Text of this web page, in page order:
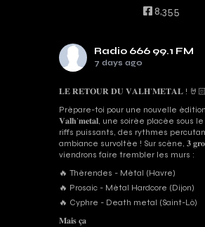
8,355
Radio 666 99.1 FM
7 days ago
𝐋𝐄 𝐑𝐄𝐓𝐎𝐔𝐑 𝐃𝐔 𝐕𝐀𝐋𝐇’𝐌𝐄𝐓𝐀𝐋 ! 🤘🏻
Prépare-toi pour une nouvelle
𝐕𝐚𝐥𝐡’𝐦𝐞𝐭𝐚𝐥, une soirée placée sous
riffs puissants, des rythmes
ambiance survoltée ! Sur scène, 𝟑
viendrons faire trembler les murs :
🔥 Thérendes - Métal (Havre)
🔥 Prosaic - Métal Hardcore (Dijon)
🔥 Cyphre - Death metal (Saint-Lô)
𝐌𝐚𝐢𝐬 𝐜̧𝐚